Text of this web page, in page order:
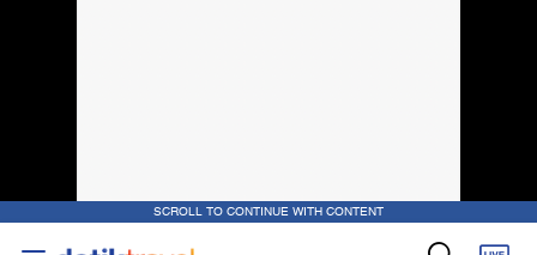
SCROLL TO CONTINUE WITH CONTENT